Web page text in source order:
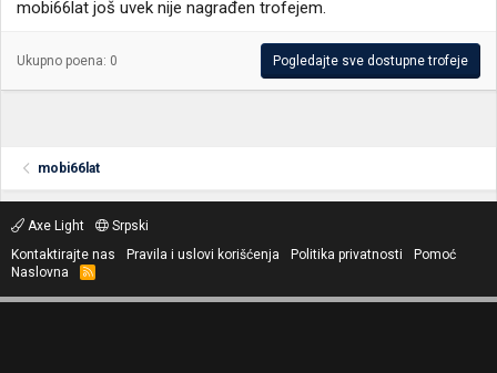
mobi66lat još uvek nije nagrađen trofejem.
Ukupno poena: 0 Pogledajte sve dostupne trofeje
mobi66lat
Axe Light
Srpski
Kontaktirajte nas
Pravila i uslovi korišćenja Politika privatnosti
Pomoć
Naslovna
R
S